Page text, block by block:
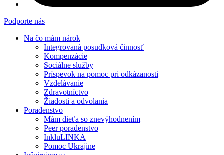
Podporte nás
Na čo mám nárok
Integrovaná posudková činnosť
Kompenzácie
Sociálne služby
Príspevok na pomoc pri odkázanosti
Vzdelávanie
Zdravotníctvo
Žiadosti a odvolania
Poradenstvo
Mám dieťa so znevýhodnením
Peer poradenstvo
InkluLINKA
Pomoc Ukrajine